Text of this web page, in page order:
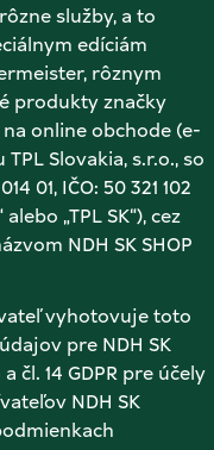
služby, a to
edíciám
rôznym
produkty značky
online obchode (e-
Slovakia, s.r.o., so
01, IČO: 50 321 102
„TPL SK“), cez
NDH SK SHOP
vyhotovuje toto
pre NDH SK
čl. 14 GDPR pre účely
NDH SK